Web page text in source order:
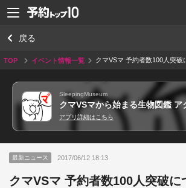
戻る
TOP イベント情報一覧
クマVSマ 予約者数100人突破
SleepingMuseum
アプリ詳細はこちら
最新ニュース 2017/06/12 18:13
クマVSマ 予約者数100人突破に